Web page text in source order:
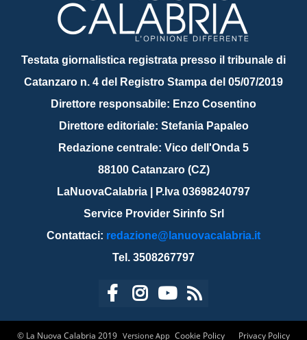
Testata giornalistica registrata presso il tribunale di
Catanzaro n. 4 del Registro Stampa del 05/07/2019
Direttore responsabile: Enzo Cosentino
Direttore editoriale: Stefania Papaleo
Redazione centrale: Vico dell'Onda 5
88100 Catanzaro (CZ)
LaNuovaCalabria | P.Iva 03698240797
Service Provider Sirinfo Srl
Contattaci: redazione@lanuovacalabria.it
Tel. 3508267797
© La Nuova Calabria 2019 Cookie Policy Privacy Policy
Versione App